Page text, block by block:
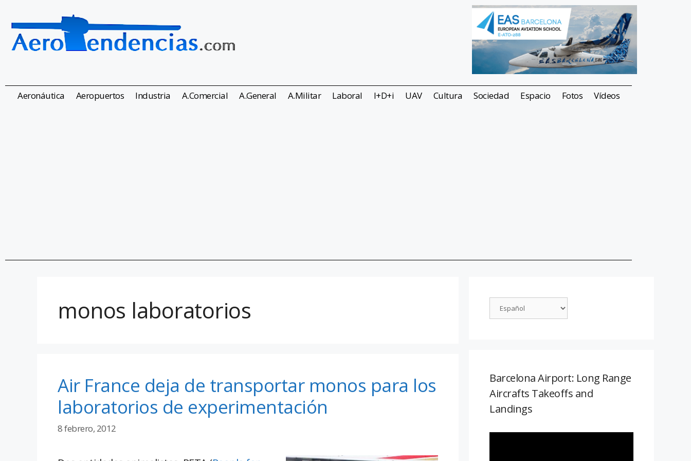
Aeronáutica Aeropuertos Industria A.Comercial A.General A.Militar Laboral I+D+i UAV Cultura Sociedad Espacio Fotos Vídeos
monos laboratorios
Air France deja de transportar monos para los
laboratorios de experimentación
8 febrero, 2012
Barcelona Airport: Long Range
Aircrafts Takeoffs and
Landings